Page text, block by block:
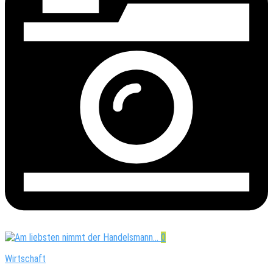
0
Wirtschaft